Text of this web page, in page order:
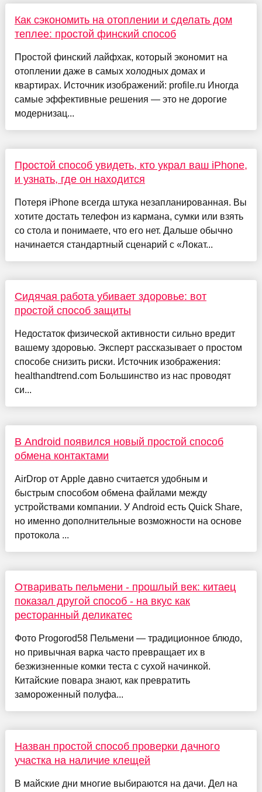
Как сэкономить на отоплении и сделать дом
теплее: простой финский способ
Простой финский лайфхак, который экономит на
отоплении даже в самых холодных домах и
квартирах. Источник изображений: profile.ru Иногда
самые эффективные решения — это не дорогие
модернизац...
Простой способ увидеть, кто украл ваш iPhone,
и узнать, где он находится
Потеря iPhone всегда штука незапланированная. Вы
хотите достать телефон из кармана, сумки или взять
со стола и понимаете, что его нет. Дальше обычно
начинается стандартный сценарий с «Локат...
Сидячая работа убивает здоровье: вот
простой способ защиты
Недостаток физической активности сильно вредит
вашему здоровью. Эксперт рассказывает о простом
способе снизить риски. Источник изображения:
healthandtrend.com Большинство из нас проводят
си...
В Android появился новый простой способ
обмена контактами
AirDrop от Apple давно считается удобным и
быстрым способом обмена файлами между
устройствами компании. У Android есть Quick Share,
но именно дополнительные возможности на основе
протокола ...
Отваривать пельмени - прошлый век: китаец
показал другой способ - на вкус как
ресторанный деликатес
Фото Progorod58 Пельмени — традиционное блюдо,
но привычная варка часто превращает их в
безжизненные комки теста с сухой начинкой.
Китайские повара знают, как превратить
замороженный полуфа...
Назван простой способ проверки дачного
участка на наличие клещей
В майские дни многие выбираются на дачи. Дел на